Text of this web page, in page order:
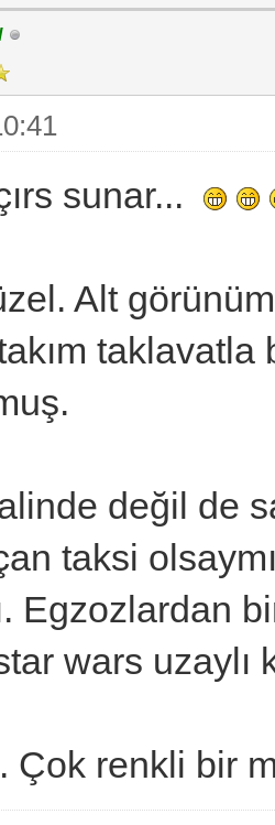
sunar...
Alt
değil de
taksi
Egzozlardan
wars
Çok renkli bir